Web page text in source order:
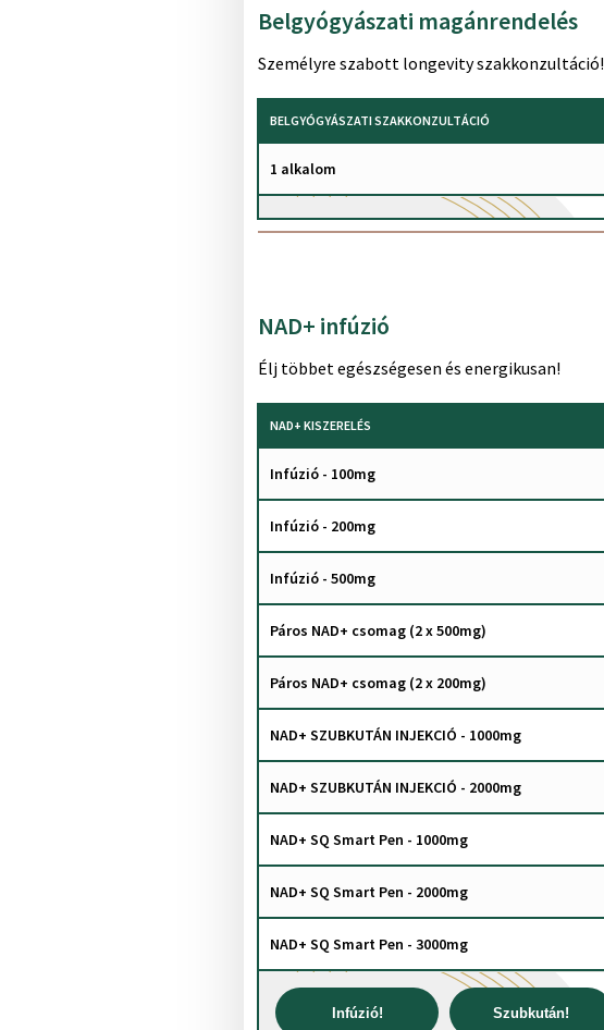
Belgyógyászati magánrendelés
Személyre szabott longevity szakkonzultáció!
BELGYÓGYÁSZATI SZAKKONZULTÁCIÓ
1 alkalom
NAD+ infúzió
Élj többet egészségesen és energikusan!
NAD+ KISZERELÉS
Infúzió - 100mg
Infúzió - 200mg
Infúzió - 500mg
Páros NAD+ csomag (2 x 500mg)
Páros NAD+ csomag (2 x 200mg)
NAD+ SZUBKUTÁN INJEKCIÓ - 1000mg
NAD+ SZUBKUTÁN INJEKCIÓ - 2000mg
NAD+ SQ Smart Pen - 1000mg
NAD+ SQ Smart Pen - 2000mg
NAD+ SQ Smart Pen - 3000mg
Infúzió! Szubkután!